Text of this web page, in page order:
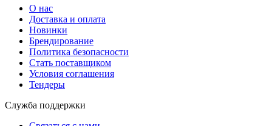
О нас
Доставка и оплата
Новинки
Брендирование
Политика безопасности
Стать поставщиком
Условия соглашения
Тендеры
Служба поддержки